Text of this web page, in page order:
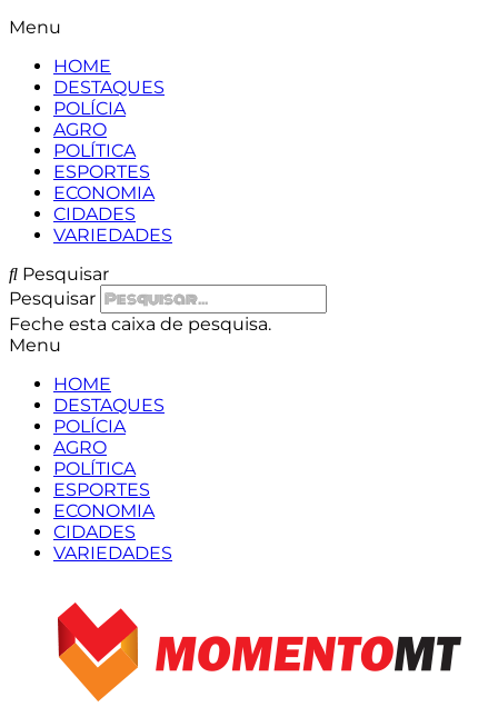
Menu
HOME
DESTAQUES
POLÍCIA
AGRO
POLÍTICA
ESPORTES
ECONOMIA
CIDADES
VARIEDADES
Pesquisar
Pesquisar
Feche esta caixa de pesquisa.
Menu
HOME
DESTAQUES
POLÍCIA
AGRO
POLÍTICA
ESPORTES
ECONOMIA
CIDADES
VARIEDADES